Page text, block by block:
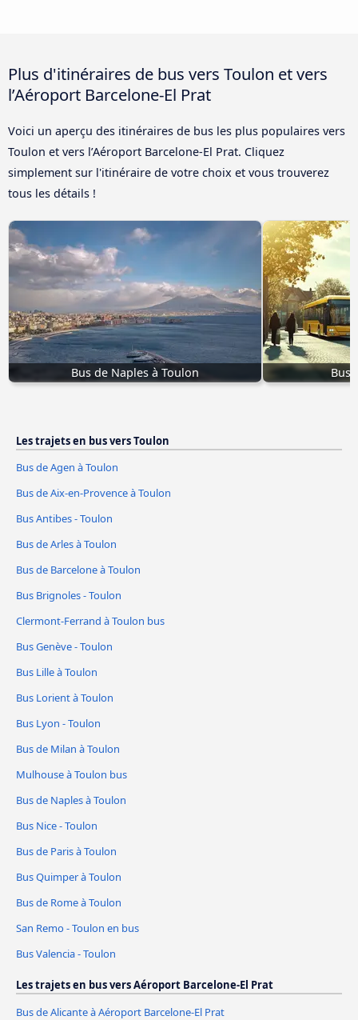
Plus d'itinéraires de bus vers Toulon et vers
l’Aéroport Barcelone-El Prat
Voici un aperçu des itinéraires de bus les plus populaires vers
Toulon et vers l’Aéroport Barcelone-El Prat. Cliquez
simplement sur l'itinéraire de votre choix et vous trouverez
tous les détails !
Bus de Naples à Toulon Bus
Les trajets en bus vers Toulon
Bus de Agen à Toulon
Bus de Aix-en-Provence à Toulon
Bus Antibes - Toulon
Bus de Arles à Toulon
Bus de Barcelone à Toulon
Bus Brignoles - Toulon
Clermont-Ferrand à Toulon bus
Bus Genève - Toulon
Bus Lille à Toulon
Bus Lorient à Toulon
Bus Lyon - Toulon
Bus de Milan à Toulon
Mulhouse à Toulon bus
Bus de Naples à Toulon
Bus Nice - Toulon
Bus de Paris à Toulon
Bus Quimper à Toulon
Bus de Rome à Toulon
San Remo - Toulon en bus
Bus Valencia - Toulon
Les trajets en bus vers Aéroport Barcelone-El Prat
Bus de Alicante à Aéroport Barcelone-El Prat